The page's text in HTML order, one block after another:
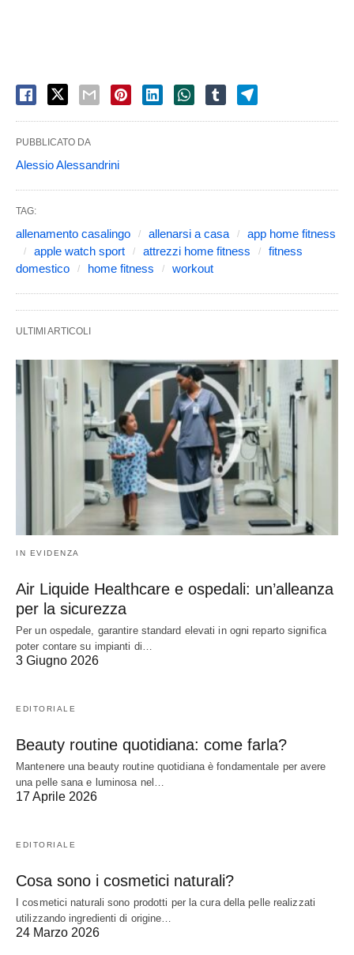
PUBBLICATO DA
Alessio Alessandrini
TAG:
allenamento casalingo allenarsi a casa
app home fitness
apple watch sport
attrezzi home fitness
fitness
domestico
home fitness workout
ULTIMI ARTICOLI
IN EVIDENZA
Air Liquide Healthcare e ospedali: un’alleanza
per la sicurezza
Per un ospedale, garantire standard elevati in ogni reparto significa
poter contare su impianti di…
3 Giugno 2026
EDITORIALE
Beauty routine quotidiana: come farla?
Mantenere una beauty routine quotidiana è fondamentale per avere
una pelle sana e luminosa nel…
17 Aprile 2026
EDITORIALE
Cosa sono i cosmetici naturali?
I cosmetici naturali sono prodotti per la cura della pelle realizzati
utilizzando ingredienti di origine…
24 Marzo 2026